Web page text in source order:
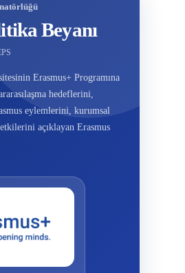
Beyanı
Erasmus+ Programına
hedeflerini,
eylemlerini, kurumsal
açıklayan Erasmus